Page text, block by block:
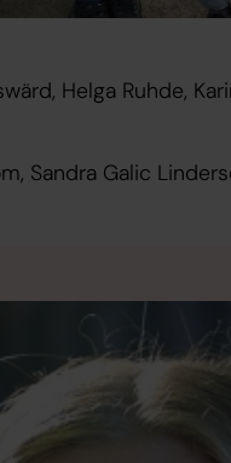
Helga Ruhde,
Sandra Galic